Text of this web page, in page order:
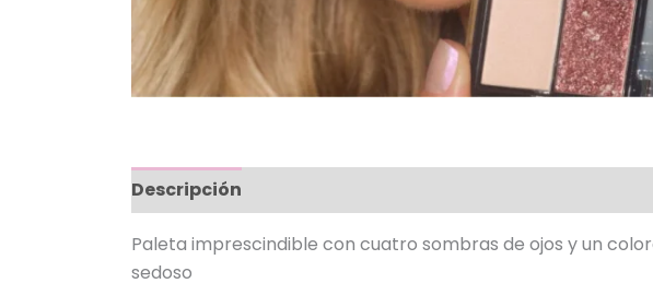
Descripción
Paleta imprescindible con cuatro sombras de ojos y un
sedoso